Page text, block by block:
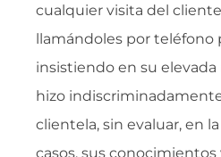
cualquier visita del
llamándoles por teléfono
insistiendo en su elevada
hizo
clientela, sin evaluar, en
casos, sus